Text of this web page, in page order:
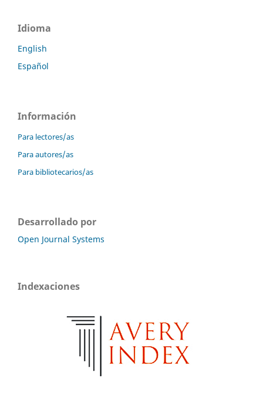
Idioma
English
Español
Información
Para lectores/as
Para autores/as
Para bibliotecarios/as
Desarrollado por
Open Journal Systems
Indexaciones